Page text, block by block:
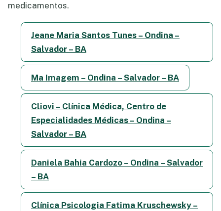
medicamentos.
Jeane Maria Santos Tunes – Ondina –
Salvador – BA
Ma Imagem – Ondina – Salvador – BA
Cliovi – Clínica Médica, Centro de
Especialidades Médicas – Ondina –
Salvador – BA
Daniela Bahia Cardozo – Ondina – Salvador
– BA
Clínica Psicologia Fatima Kruschewsky –